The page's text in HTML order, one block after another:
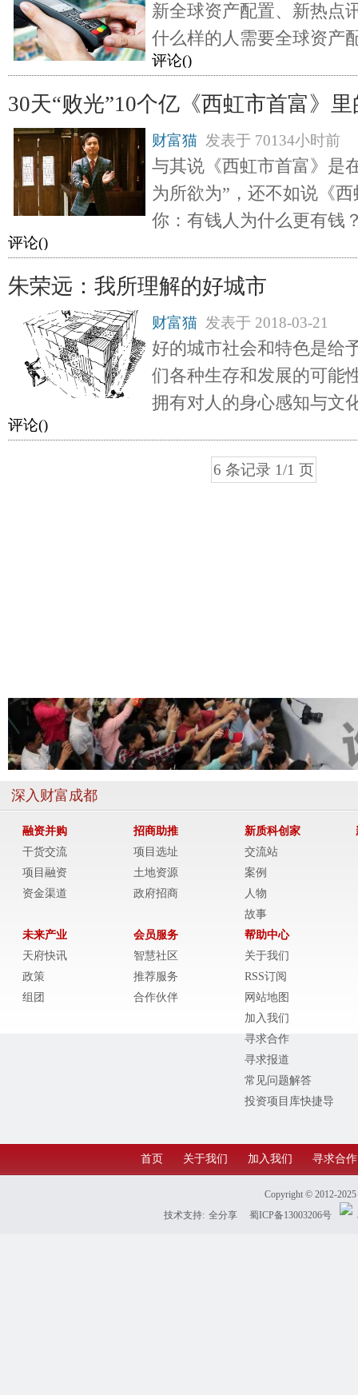
新全球资产配置、新热点
什么样的人需要全球资产
评论()
30天“败光”10个亿《西虹市首富》
财富猫 发表于 70134小时前
与其说《西虹市首富》是
为所欲为”，还不如说《
你：有钱人为什么更有钱
评论()
朱荣远：我所理解的好城市
财富猫 发表于 2018-03-21
好的城市社会和特色是给
们各种生存和发展的可能
拥有对人的身心感知与文
评论()
6 条记录 1/1 页
深入财富成都
融资并购
干货交流
项目融资
资金渠道
招商助推
项目选址
土地资源
政府招商
新质科创家
交流站
案例
人物
故事
未来产业
天府快讯
政策
组团
会员服务
智慧社区
推荐服务
合作伙伴
帮助中心
关于我们
RSS订阅
网站地图
加入我们
寻求合作
寻求报道
常见问题解答
投资项目库快捷导
首页 关于我们 加入我们 寻求合作
Copyright © 2012-2025
技术支持: 全分享 蜀ICP备13003206号